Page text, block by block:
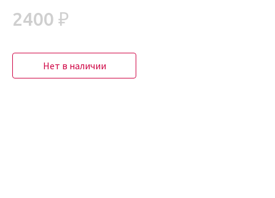
Нет в наличии
2400 ₽